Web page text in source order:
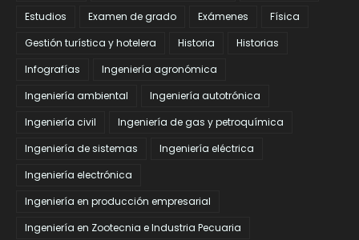
Estudios
Examen de grado Exámenes
Física
Gestión turística y hotelera
Historia
Historias
Infografías
Ingeniería agronómica
Ingeniería ambiental
Ingeniería autotrónica
Ingeniería civil
Ingeniería de gas y petroquímica
Ingeniería de sistemas
Ingeniería eléctrica
Ingeniería electrónica
Ingeniería en producción empresarial
Ingeniería en Zootecnia e Industria Pecuaria